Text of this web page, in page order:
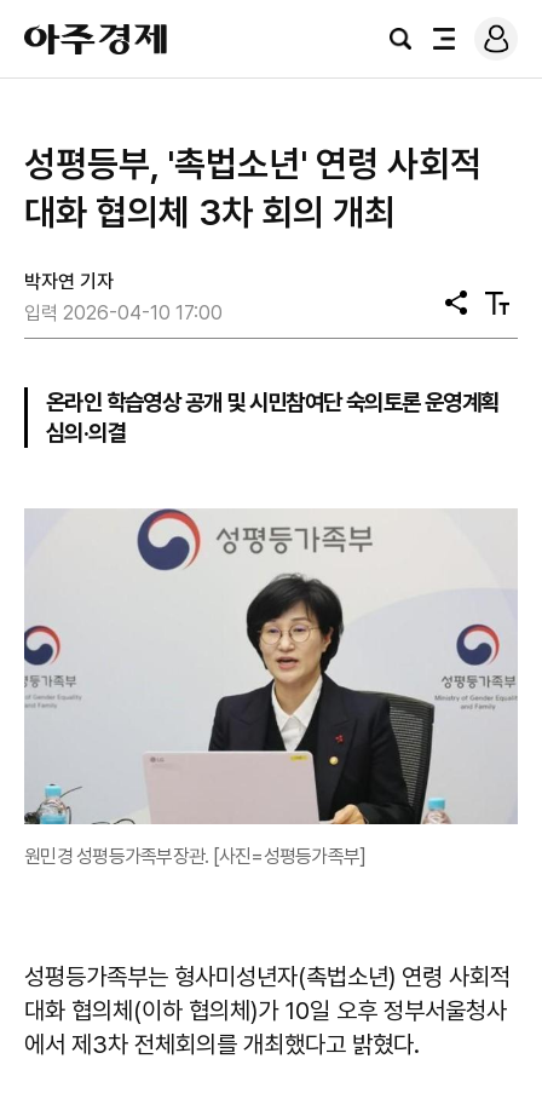
아
주
경
검
전
로
그
성평등부, '촉법소년' 연령 사회적
대화 협의체 3차 회의 개최
박자연 기자
입력 2026-04-10 17:00
공
유
텍
스
기
온라인 학습영상 공개 및 시민참여단 숙의토론 운영계획
심의·의결
원민경 성평등가족부장관. [사진=성평등가족부]
성평등가족부는 형사미성년자(촉법소년) 연령 사회적
대화 협의체(이하 협의체)가 10일 오후 정부서울청사
에서 제3차 전체회의를 개최했다고 밝혔다.